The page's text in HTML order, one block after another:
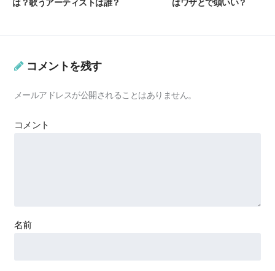
は？歌うアーティストは誰？
はワザとで頭いい？
コメントを残す
メールアドレスが公開されることはありません。
コメント
名前